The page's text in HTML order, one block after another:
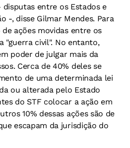
entre os Estados e
-, disse Gilmar Mendes. Para
ações movidas entre os
"guerra civil". No entanto,
poder de julgar mais da
Cerca de 40% deles se
de uma determinada lei
ou alterada pelo Estado
do STF colocar a ação em
10% dessas ações são de
escapam da jurisdição do